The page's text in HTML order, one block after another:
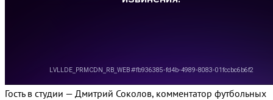
Гость в студии — Дмитрий Соколов, комментатор футбольных